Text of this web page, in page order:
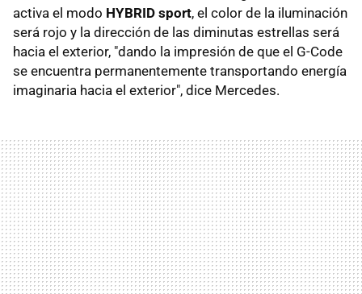
activa el modo HYBRID sport, el color de la iluminación
será rojo y la dirección de las diminutas estrellas será
hacia el exterior, "dando la impresión de que el G-Code
se encuentra permanentemente transportando energía
imaginaria hacia el exterior", dice Mercedes.